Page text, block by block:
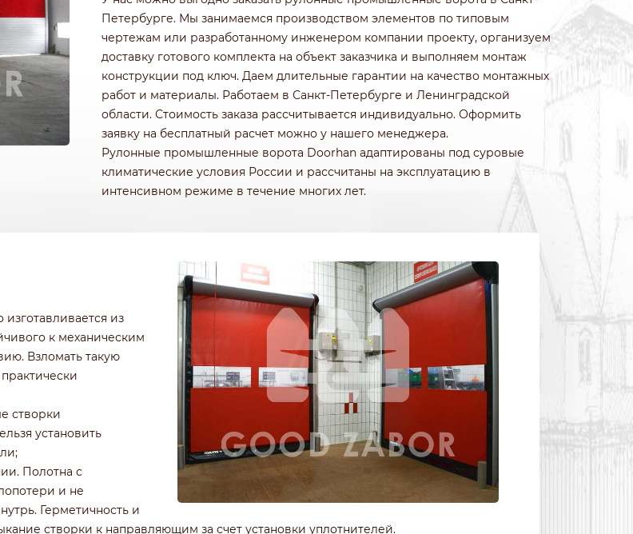
ШАХМАТКА
ИЗ 3Д СЕТКИ ГИТТЕР
Петербурге. Мы занимаемся производством элементов по типовым
чертежам или разработанному инженером компании проекту, организуем
доставку готового комплекта на объект заказчика и выполняем монтаж
конструкции под ключ. Даем длительные гарантии на качество монтажных
работ и материалы. Работаем в Санкт-Петербурге и Ленинградской
области. Стоимость заказа рассчитывается индивидуально. Оформить
заявку на бесплатный расчет можно у нашего менеджера.
Рулонные промышленные ворота Doorhan адаптированы под суровые
климатические условия России и рассчитаны на эксплуатацию в
интенсивном режиме в течение многих лет.
из
к механическим
Взломать такую
створки
установить
Полотна с
и не
Герметичность и
створки к направляющим за счет установки уплотнителей.